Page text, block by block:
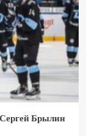
Брылин